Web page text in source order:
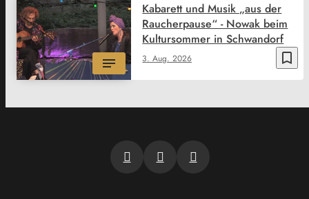
bookmark_border
3. Aug. 2026
Kabarett und Musik „aus der
Raucherpause“ - Nowak beim
Kultursommer in Schwandorf